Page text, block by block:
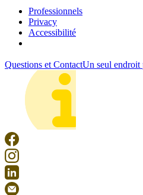
Professionnels
Privacy
Accessibilité
Questions et ContactUn seul endroit